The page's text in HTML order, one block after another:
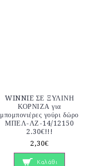
WINNIE ΣΕ ΞΥΛΙΝΗ
ΚΟΡΝΙΖΑ για
μπομπονιέρες γούρι δώρο
ΜΠΕΛ-ΛΖ-14/12150
2.30€!!!
2,30€
Καλάθι